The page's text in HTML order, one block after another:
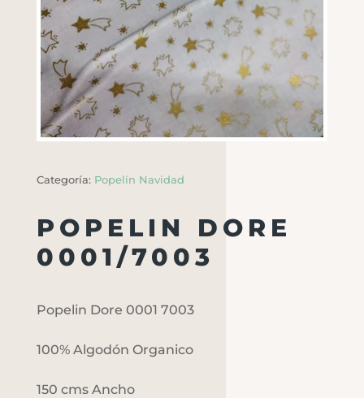
Categoría: Popelín Navidad
POPELIN DORE
0001/7003
Popelin Dore 0001 7003
100% Algodón Organico
150 cms Ancho